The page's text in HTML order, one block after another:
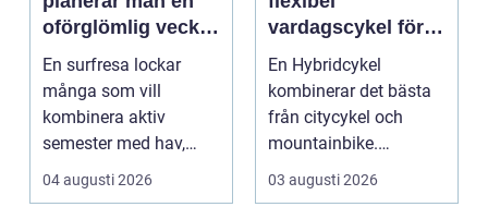
oförglömlig vecka
i vågorna
En surfresa lockar
många som vill
kombinera aktiv
semester med hav,
natur och gemenskap.
Resenären f...
04 augusti 2026
vardagscykel för
både stad och
motion
En Hybridcykel
kombinerar det bästa
från citycykel och
mountainbike.
Resultatet blir en
bekväm, snab...
03 augusti 2026